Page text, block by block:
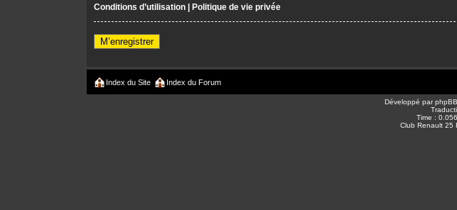
Conditions d’utilisation | Politique de vie privée
M’enregistrer
Index du Site Index du Forum
Développé parphpBB
Time :
Club Renault 25